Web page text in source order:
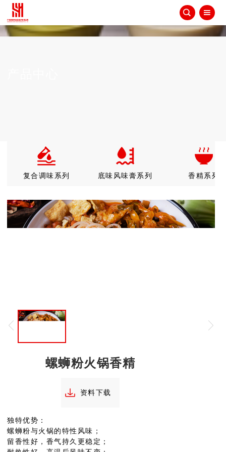
 
复合调味系列 底味风味膏系列 香精系列
螺蛳粉火锅香精
资料下载
独特优势：
螺蛳粉与火锅的特性风味；
留香性好，香气持久更稳定；